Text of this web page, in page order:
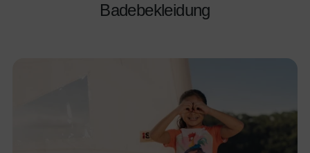
Badebekleidung